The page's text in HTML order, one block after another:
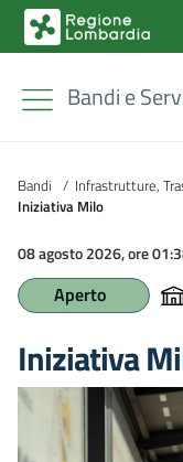
Bandi e
Bandi / Infrastrutture,
Iniziativa Milo
08 agosto 2026, ore
Aperto
Iniziativa